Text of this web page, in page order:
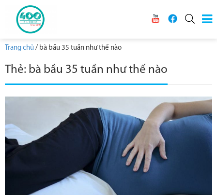
Trang chủ / bà bầu 35 tuần như thế nào
Thẻ: bà bầu 35 tuần như thế nào